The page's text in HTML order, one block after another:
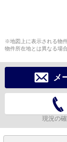
※地図上に表示される物
物件所在地とは異なる場
メ
現況の